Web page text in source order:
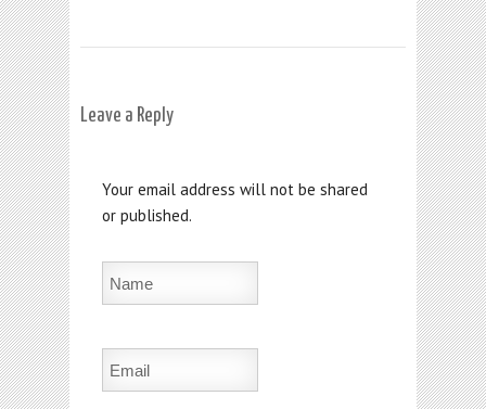
Leave a Reply
Your email address will not be shared
or published.